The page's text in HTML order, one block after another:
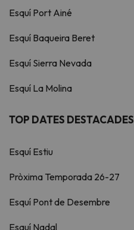
Esquí Port Ainé
Esquí Baqueira Beret
Esquí Sierra Nevada
Esquí La Molina
TOP DATES DESTACADES
Esquí Estiu
Pròxima Temporada 26-27
Esquí Pont de Desembre
Esquí Nadal